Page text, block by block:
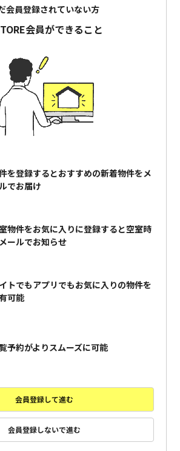
会員登録されていない方
会員ができること
を登録するとおすすめの新着物件をメ
でお届け
物件をお気に入りに登録すると空室時
ールでお知らせ
トでもアプリでもお気に入りの物件を
可能
予約がよりスムーズに可能
会員登録して進む
会員登録しないで進む